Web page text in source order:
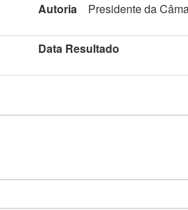
Autoria Presidente da
Data Resultado